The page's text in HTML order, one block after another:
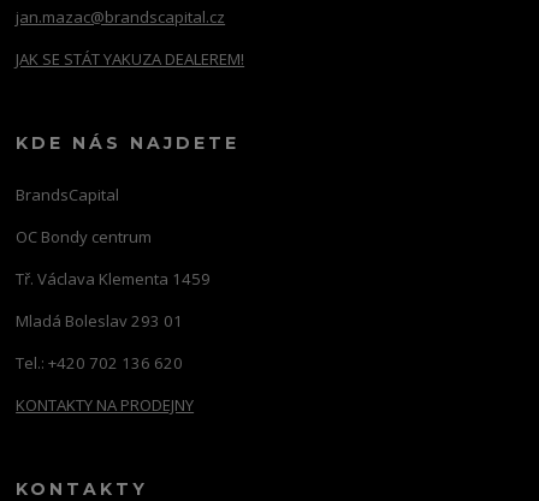
jan.mazac@brandscapital.cz
JAK SE STÁT YAKUZA DEALEREM!
KDE NÁS NAJDETE
BrandsCapital
OC Bondy centrum
Tř. Václava Klementa 1459
Mladá Boleslav 293 01
Tel.: +420 702 136 620
KONTAKTY NA PRODEJNY
KONTAKTY